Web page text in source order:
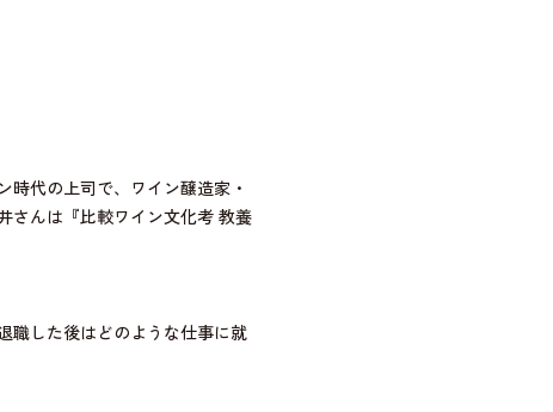
時代の上司で、ワイン醸造家・
さんは『比較ワイン文化考 教養
職した後はどのような仕事に就